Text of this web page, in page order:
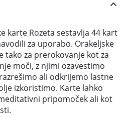
karte Rozeta sestavlja 44 kart
za uporabo. Orakeljske
tako za prerokovanje kot za
moči, z njimi ozavestimo
ali odkrijemo lastne
izkoristimo. Karte lahko
pripomoček ali kot